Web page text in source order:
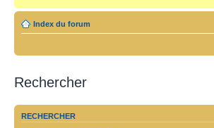
Index du forum
Rechercher
RECHERCHER